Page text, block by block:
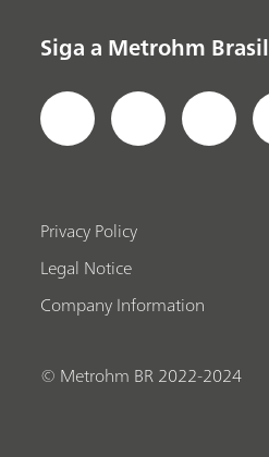
Siga a Metrohm Brasil
Privacy Policy
Legal Notice
Company Information
© Metrohm BR 2022-2024